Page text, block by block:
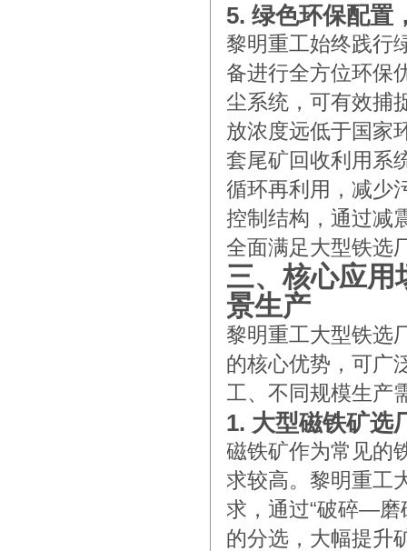
5. 绿色环保配置
黎明重工始终践行
备进行全方位环保
尘系统，可有效捕
放浓度远低于国家
套尾矿回收利用系
循环再利用，减少
控制结构，通过减
全面满足大型铁选
三、核心应用
景生产
黎明重工大型铁选
的核心优势，可广
工、不同规模生产
1. 大型磁铁矿选
磁铁矿作为常见的
求较高。黎明重工
求，通过“破碎—
的分选，大幅提升